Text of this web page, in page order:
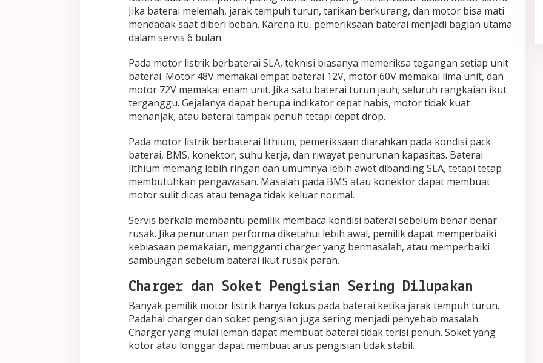
Jika baterai melemah, jarak tempuh turun, tarikan berkurang, dan motor bisa mati
mendadak saat diberi beban. Karena itu, pemeriksaan baterai menjadi bagian utama
dalam servis 6 bulan.
Pada motor listrik berbaterai SLA, teknisi biasanya memeriksa tegangan setiap unit
baterai. Motor 48V memakai empat baterai 12V, motor 60V memakai lima unit, dan
motor 72V memakai enam unit. Jika satu baterai turun jauh, seluruh rangkaian ikut
terganggu. Gejalanya dapat berupa indikator cepat habis, motor tidak kuat
menanjak, atau baterai tampak penuh tetapi cepat drop.
Pada motor listrik berbaterai lithium, pemeriksaan diarahkan pada kondisi pack
baterai, BMS, konektor, suhu kerja, dan riwayat penurunan kapasitas. Baterai
lithium memang lebih ringan dan umumnya lebih awet dibanding SLA, tetapi tetap
membutuhkan pengawasan. Masalah pada BMS atau konektor dapat membuat
motor sulit dicas atau tenaga tidak keluar normal.
Servis berkala membantu pemilik membaca kondisi baterai sebelum benar benar
rusak. Jika penurunan performa diketahui lebih awal, pemilik dapat memperbaiki
kebiasaan pemakaian, mengganti charger yang bermasalah, atau memperbaiki
sambungan sebelum baterai ikut rusak parah.
Charger dan Soket Pengisian Sering Dilupakan
Banyak pemilik motor listrik hanya fokus pada baterai ketika jarak tempuh turun.
Padahal charger dan soket pengisian juga sering menjadi penyebab masalah.
Charger yang mulai lemah dapat membuat baterai tidak terisi penuh. Soket yang
kotor atau longgar dapat membuat arus pengisian tidak stabil.
In Fashion | May 21, 2026